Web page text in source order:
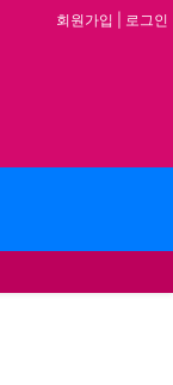
회원가입 로그인